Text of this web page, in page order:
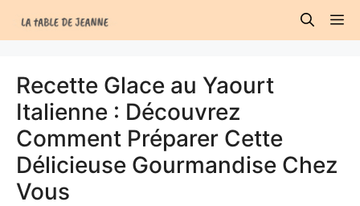
au
Recette Glace au Yaourt
Italienne : Découvrez
Comment Préparer Cette
Délicieuse Gourmandise Chez
Vous